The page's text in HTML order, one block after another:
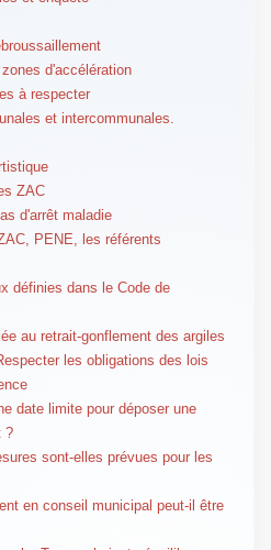
d'accélération
à respecter
et intercommunales.
ZAC
d'arrêt maladie
PENE, les référents
définies dans le Code de
au retrait-gonflement des argiles
les obligations des lois
date limite pour déposer une
?
sont-elles prévues pour les
en conseil municipal peut-il être